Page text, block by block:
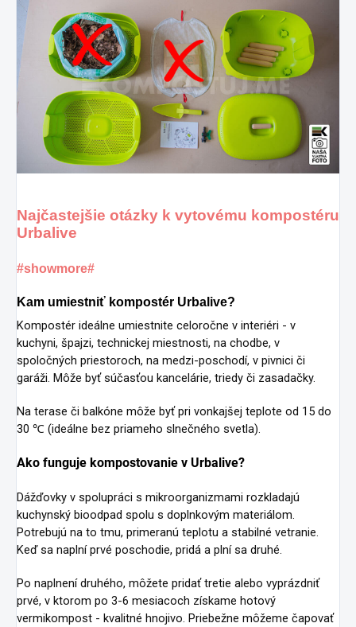
Najčastejšie otázky k vytovému kompostéru
Urbalive
#showmore#
Kam umiestniť kompostér Urbalive?
Kompostér ideálne umiestnite celoročne v interiéri - v
kuchyni, špajzi, technickej miestnosti, na chodbe, v
spoločných priestoroch, na medzi-poschodí, v pivnici či
garáži. Môže byť súčasťou kancelárie, triedy či zasadačky.
Na terase či balkóne môže byť pri vonkajšej teplote od 15 do
30 ℃ (ideálne bez priameho slnečného svetla).
Ako funguje kompostovanie v Urbalive?
Dážďovky v spolupráci s mikroorganizmami rozkladajú
kuchynský bioodpad spolu s doplnkovým materiálom.
Potrebujú na to tmu, primeranú teplotu a stabilné vetranie.
Keď sa naplní prvé poschodie, pridá a plní sa druhé.
Po naplnení druhého, môžete pridať tretie alebo vyprázdniť
prvé, v ktorom po 3-6 mesiacoch získame hotový
vermikompost - kvalitné hnojivo. Priebežne môžeme čapovať